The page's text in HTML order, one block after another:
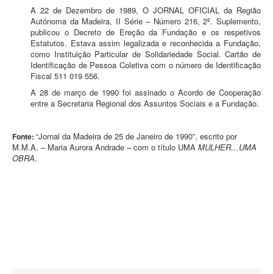
A 22 de Dezembro de 1989, O JORNAL OFICIAL da Região
Autónoma da Madeira, II Série – Número 216, 2º. Suplemento,
publicou o Decreto de Ereção da Fundação e os respetivos
Estatutos. Estava assim legalizada e reconhecida a Fundação,
como Instituição Particular de Solidariedade Social. Cartão de
Identificação de Pessoa Coletiva com o número de Identificação
Fiscal 511 019 556.
A 28 de março de 1990 foi assinado o Acordo de Cooperação
entre a Secretaria Regional dos Assuntos Sociais e a Fundação.
Fonte: “Jornal da Madeira de 25 de Janeiro de 1990”, escrito por
M.M.A. – Maria Aurora Andrade – com o título UMA MULHER…UMA
OBRA.